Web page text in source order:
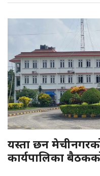
यस्ता छन
कार्यपालिका